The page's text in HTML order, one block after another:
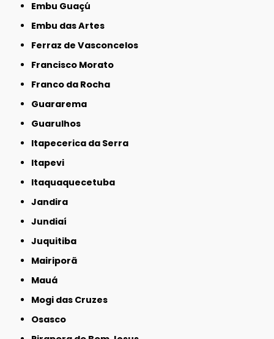
Embu Guaçú
Embu das Artes
Ferraz de Vasconcelos
Francisco Morato
Franco da Rocha
Guararema
Guarulhos
Itapecerica da Serra
Itapevi
Itaquaquecetuba
Jandira
Jundiaí
Juquitiba
Mairiporã
Mauá
Mogi das Cruzes
Osasco